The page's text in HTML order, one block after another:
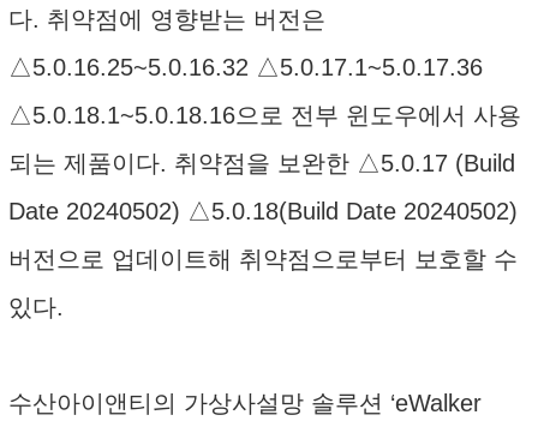
다. 취약점에 영향받는 버전은
△5.0.16.25~5.0.16.32 △5.0.17.1~5.0.17.36
△5.0.18.1~5.0.18.16으로 전부 윈도우에서 사용
되는 제품이다. 취약점을 보완한 △5.0.17 (Build
Date 20240502) △5.0.18(Build Date 20240502)
버전으로 업데이트해 취약점으로부터 보호할 수
있다.
수산아이앤티의 가상사설망 솔루션 ‘eWalker